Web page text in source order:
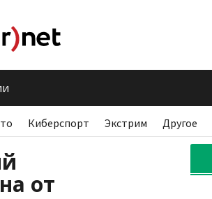
Киберспорт Экстрим Другое
от